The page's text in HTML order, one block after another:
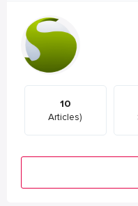
10
Articles)